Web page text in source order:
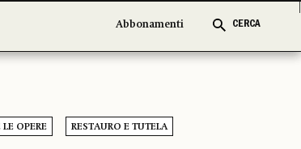
Abbonamenti CERCA
Abbonamenti CERCA
OPERE RESTAURO E TUTELA